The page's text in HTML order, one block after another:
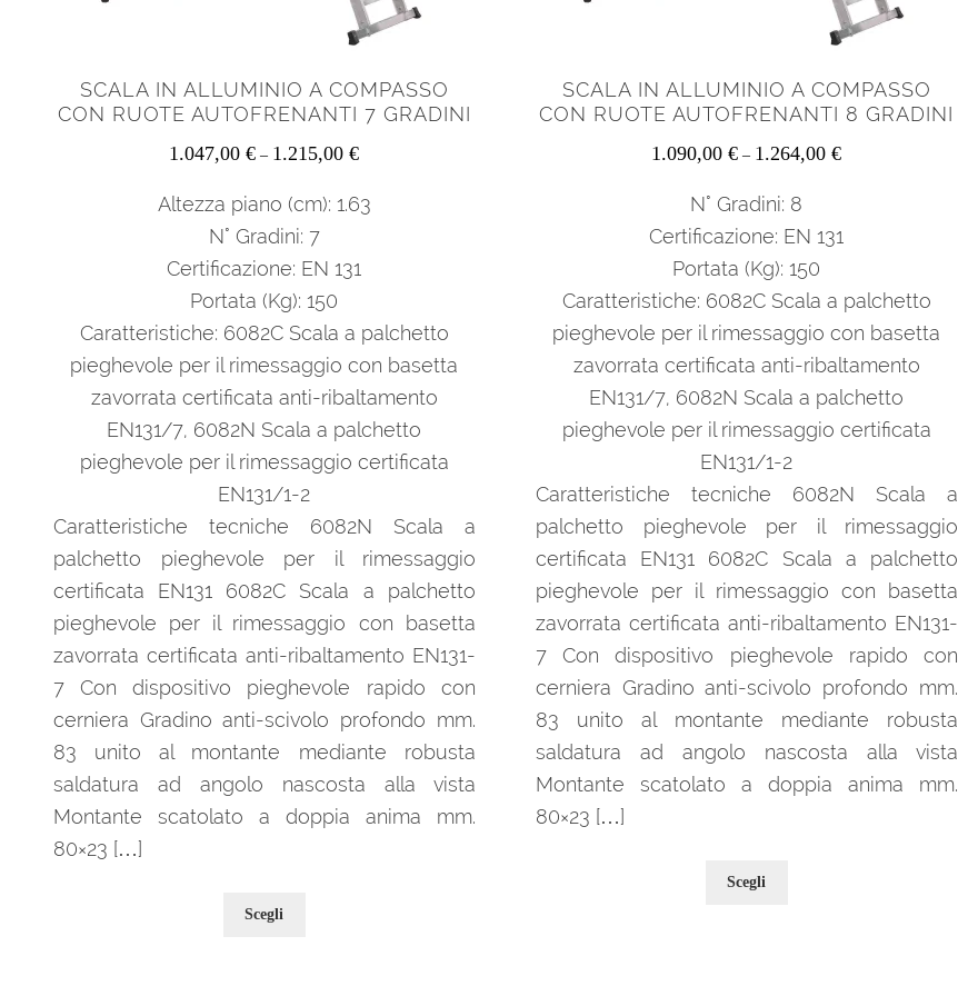
SCALA IN ALLUMINIO A COMPASSO
CON RUOTE AUTOFRENANTI 7 GRADINI
1.047,00€ – 1.215,00€
Altezza piano (cm): 1.63
N° Gradini: 7
Certificazione: EN 131
Portata (Kg): 150
Caratteristiche: 6082C Scala a palchetto
pieghevole per il rimessaggio con basetta
zavorrata certificata anti-ribaltamento
EN131/7, 6082N Scala a palchetto
pieghevole per il rimessaggio certificata
EN131/1-2
Caratteristiche tecniche 6082N Scala a
palchetto pieghevole per il rimessaggio
certificata EN131 6082C Scala a palchetto
pieghevole per il rimessaggio con basetta
zavorrata certificata anti-ribaltamento EN131-
7 Con dispositivo pieghevole rapido con
cerniera Gradino anti-scivolo profondo mm.
83 unito al montante mediante robusta
saldatura ad angolo nascosta alla vista
Montante scatolato a doppia anima mm.
80×23 […]
Scegli
SCALA IN ALLUMINIO A COMPASSO
CON RUOTE AUTOFRENANTI 8 GRADINI
1.090,00€ – 1.264,00€
N° Gradini: 8
Certificazione: EN 131
Portata (Kg): 150
Caratteristiche: 6082C Scala a palchetto
pieghevole per il rimessaggio con basetta
zavorrata certificata anti-ribaltamento
EN131/7, 6082N Scala a palchetto
pieghevole per il rimessaggio certificata
EN131/1-2
Caratteristiche tecniche 6082N Scala a
palchetto pieghevole per il rimessaggio
certificata EN131 6082C Scala a palchetto
pieghevole per il rimessaggio con basetta
zavorrata certificata anti-ribaltamento EN131-
7 Con dispositivo pieghevole rapido con
cerniera Gradino anti-scivolo profondo mm.
83 unito al montante mediante robusta
saldatura ad angolo nascosta alla vista
Montante scatolato a doppia anima mm.
80×23 […]
Scegli